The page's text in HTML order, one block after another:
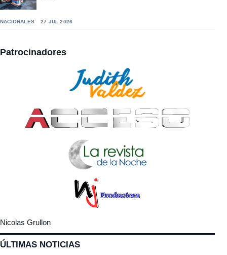
NACIONALES 27 JUL 2026
Patrocinadores
Nicolas Grullon
ÚLTIMAS NOTICIAS